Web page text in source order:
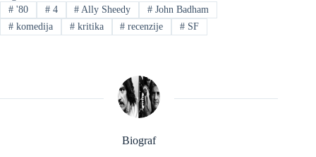
#'80 #4 # Ally Sheedy # John Badham
#komedija #kritika # recenzije # SF
Biograf